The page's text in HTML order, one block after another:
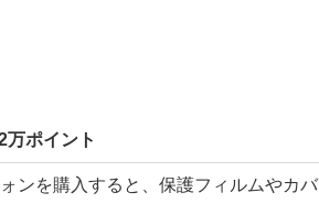
万ポイント
ンを購入すると、保護フィルムやカバ